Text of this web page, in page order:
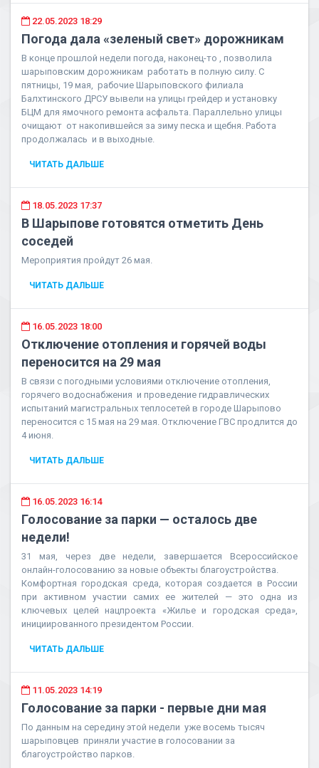
22.05.2023 18:29
Погода дала «зеленый свет» дорожникам
В конце прошлой недели погода, наконец-то , позволила
шарыповским дорожникам работать в полную силу. С
пятницы, 19 мая, рабочие Шарыповского филиала
Балхтинского ДРСУ вывели на улицы грейдер и установку
БЦМ для ямочного ремонта асфальта. Параллельно улицы
очищают от накопившейся за зиму песка и щебня. Работа
продолжалась и в выходные.
ЧИТАТЬ ДАЛЬШЕ
18.05.2023 17:37
В Шарыпове готовятся отметить День
соседей
Мероприятия пройдут 26 мая.
ЧИТАТЬ ДАЛЬШЕ
16.05.2023 18:00
Отключение отопления и горячей воды
переносится на 29 мая
В связи с погодными условиями отключение отопления,
горячего водоснабжения и проведение гидравлических
испытаний магистральных теплосетей в городе Шарыпово
переносится с 15 мая на 29 мая. Отключение ГВС продлится до
4 июня.
ЧИТАТЬ ДАЛЬШЕ
16.05.2023 16:14
Голосование за парки — осталось две
недели!
31 мая, через две недели, завершается Всероссийское
онлайн-голосованию за новые объекты благоустройства.
Комфортная городская среда, которая создается в России
при активном участии самих ее жителей — это одна из
ключевых целей нацпроекта «Жилье и городская среда»,
инициированного президентом России.
ЧИТАТЬ ДАЛЬШЕ
11.05.2023 14:19
Голосование за парки - первые дни мая
По данным на середину этой недели уже восемь тысяч
шарыповцев приняли участие в голосовании за
благоустройство парков.